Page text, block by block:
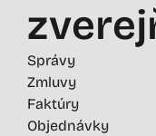
Správy
Zmluvy
Faktúry
Objednávky